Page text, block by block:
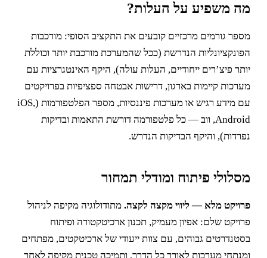
מה משפיע על העלות?
מספר גורמים מרכזיים קובעים את התקציב הסופי: מורכבות
הפונקציונליות הנדרשת (ככל שהמערכת מורכבת יותר וכוללת
יותר פיצ’רים ייחודיים, העלות עולה), היקף האינטגרציות עם
מערכות קיימות בארגון, דרישות אבטחה ספציפיות בפרויקטים
עם מידע רגיש או מערכות פיננסיות, מספר הפלטפורמות (iOS,
Android, ווב — כל פלטפורמה דורשת התאמות ובדיקות
נפרדות), והיקף הבדיקות הנדרש.
מסלולי פיתוח ומודלי תמחור
פרויקט מלא — ליווי מקצה לקצה. מתודולוגיה מקיפה לניהול
פרויקט שלם: אפיון מעמיק, תכנון ארכיטקטורה ופיתוח
בסטנדרטים גבוהים, עם צוות ייעודי של ארכיטקטים, מפתחים
ומנתחי מערכות לאורך כל הדרך, ותמיכה טכנית מקיפה לאחר